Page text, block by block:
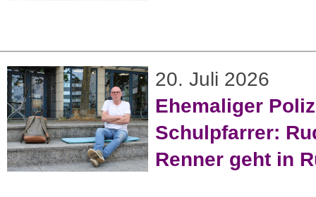
20. Juli 2026
Ehemaliger
Schulpfarrer:
Renner geht in